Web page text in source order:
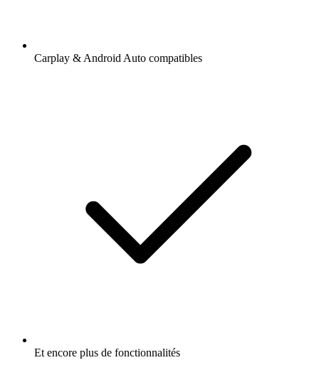
Carplay & Android Auto compatibles
Et encore plus de fonctionnalités